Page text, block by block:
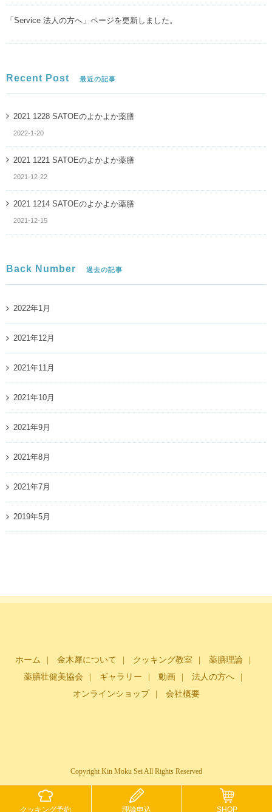
「Service 法人の方へ」ページを更新しました。
Recent Post 最近の記事
2021 1228 SATOEのよかよか薬膳
2022-1-20
2021 1221 SATOEのよかよか薬膳
2021-12-22
2021 1214 SATOEのよかよか薬膳
2021-12-15
Back Number 過去の記事
2022年1月
2021年12月
2021年11月
2021年10月
2021年9月
2021年8月
2021年7月
2019年5月
ホーム 金木犀について クッキング教室
薬膳理論
薬膳壮健美協会
ギャラリー 動画
法人の方へ
オンラインショップ
会社概要
Copyright Kin Moku Sei All Rights Reserved
クッキング予約 理論申込 SHOP